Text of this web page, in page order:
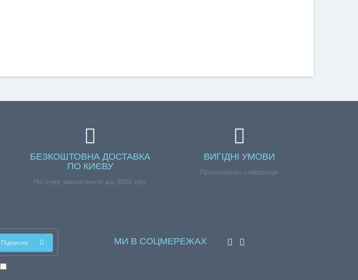
БЕЗКОШТОВНА ДОСТАВКА
ПО КИЄВУ
На суму замовлення від 3000 грн.
ВИГІДНІ УМОВИ
Пропонуємо співпрацю
Підписка МИ В СОЦМЕРЕЖАХ